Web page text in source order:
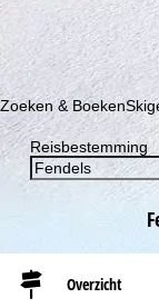
Zoeken & Boeken
Reisbestemming
Overzicht